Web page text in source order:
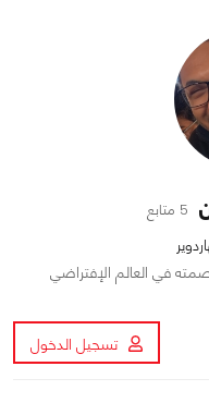
5 متابع
في العالم الإفتراضي
تسجيل الدخول